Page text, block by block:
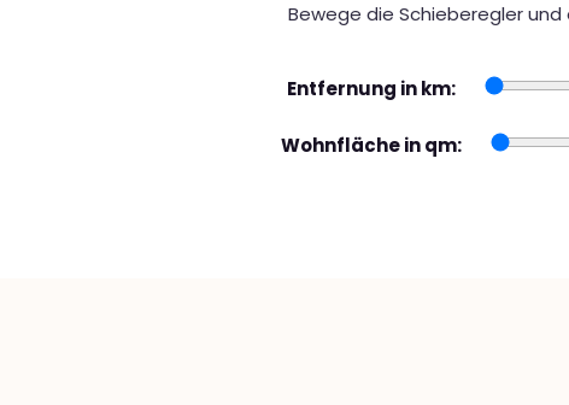
Bewege die Schieberegler
Entfernung in km:
Wohnfläche in qm: